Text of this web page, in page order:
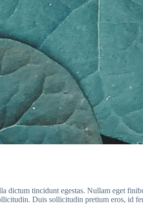
dictum tincidunt egestas. Nullam eget
Duis sollicitudin pretium eros, id